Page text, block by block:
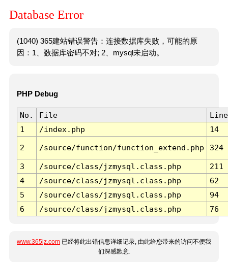
Database Error
(1040) 365建站错误警告：连接数据库失败，可能的原
因：1、数据库密码不对; 2、mysql未启动。
PHP Debug
No. File
Line
1
/index.php 14
2 /source/function/function_extend.php 324
3 /source/class/jzmysql.class.php
211
4
/source/class/jzmysql.class.php
62
5
/source/class/jzmysql.class.php
94
6
/source/class/jzmysql.class.php 76
www.365jz.com 已经将此出错信息详细记录, 由此给您带来的访问不便我
们深感歉意.